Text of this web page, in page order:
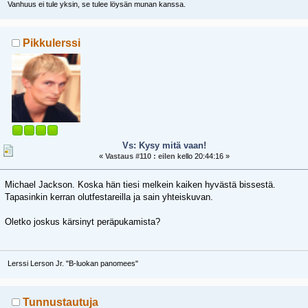
Vanhuus ei tule yksin, se tulee löysän munan kanssa.
Pikkulerssi
Vs: Kysy mitä vaan!
«Vastaus #110 : eilen kello 20:44:16 »
Michael Jackson. Koska hän tiesi melkein kaiken hyvästä bissestä.
Tapasinkin kerran olutfestareilla ja sain yhteiskuvan.
Oletko joskus kärsinyt peräpukamista?
Lerssi Lerson Jr. "B-luokan panomees"
Tunnustautuja